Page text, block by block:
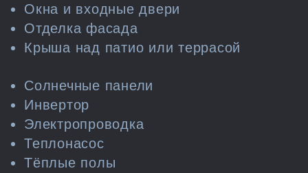
Окна и входные двери
Отделка фасада
Крыша над патио или террасой
Солнечные панели
Инвертор
Электропроводка
Теплонасос
Тёплые полы